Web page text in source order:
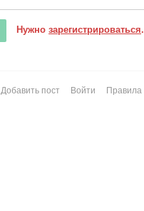
Нужно зарегистрироваться.
Добавить пост Войти Правила